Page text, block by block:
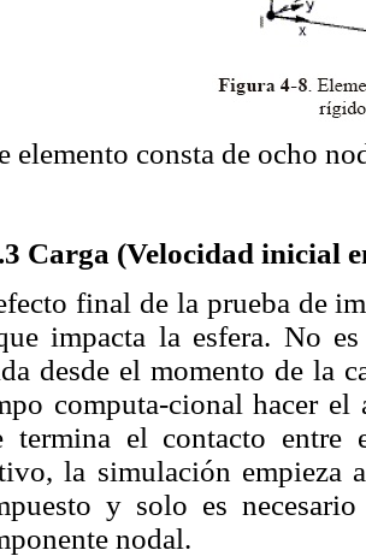
elemento consta de ocho
Carga (Velocidad inicial
final de la prueba de
impacta la esfera. No
desde el momento de la
computa-cional hacer el
termina el contacto entre
la simulación empieza
y solo es
nodal.